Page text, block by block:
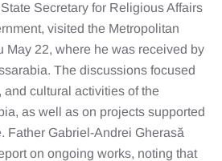
Secretary for Religious Affairs
visited the Metropolitan
May 22, where he was received by
The discussions focused
cultural activities of the
as well as on projects supported
Father Gabriel-Andrei Gherasă
on ongoing works, noting that